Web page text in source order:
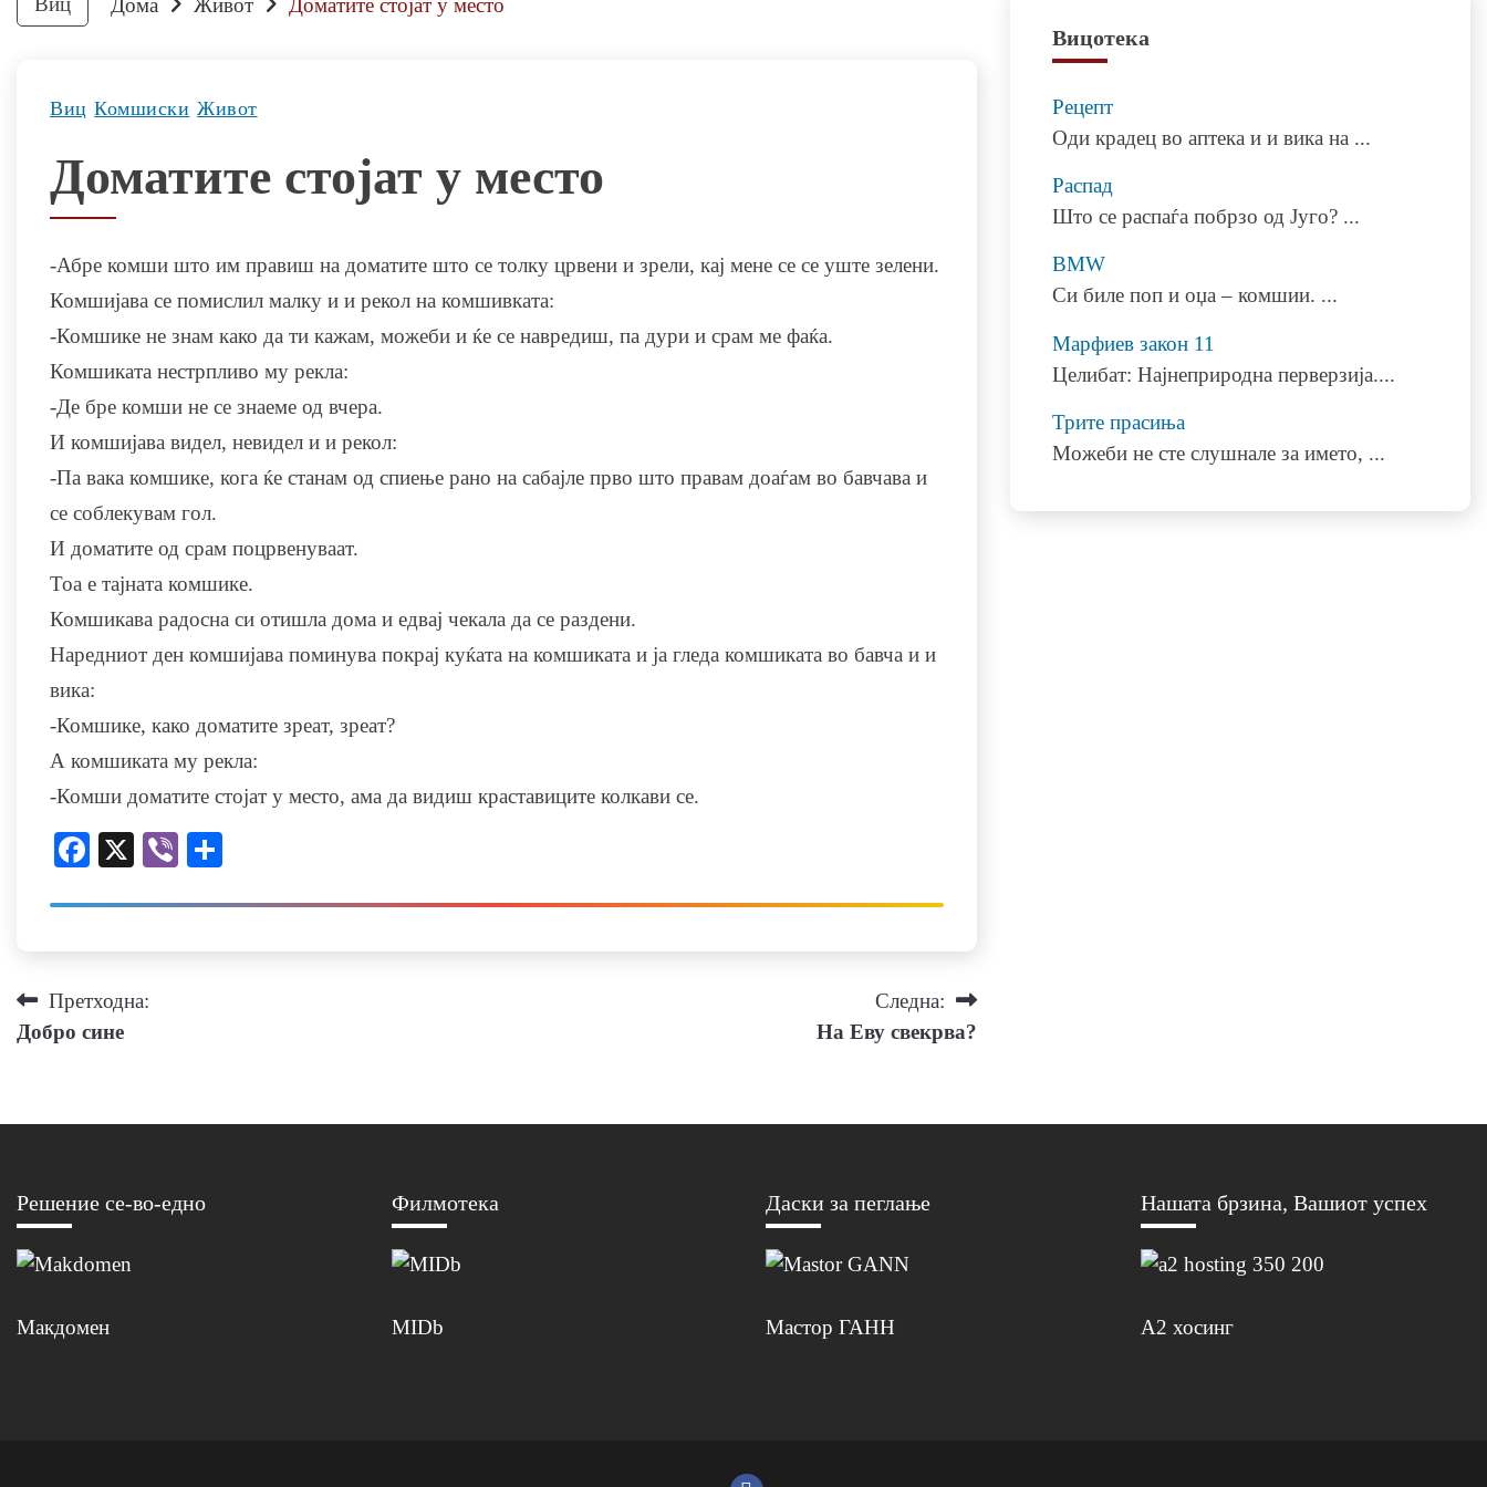
Виц Комшиски Живот
Доматите стојат у место
-Абре комши што им правиш на доматите што се толку црвени и зрели, кај мене се се уште зелени.
Комшијава се помислил малку и и рекол на комшивката:
-Комшике не знам како да ти кажам, можеби и ќе се навредиш, па дури и срам ме фаќа.
Комшиката нестрпливо му рекла:
-Де бре комши не се знаеме од вчера.
И комшијава видел, невидел и и рекол:
-Па вака комшике, кога ќе станам од спиење рано на сабајле прво што правам доаѓам во бавчава и
се соблекувам гол.
И доматите од срам поцрвенуваат.
Тоа е тајната комшике.
Комшикава радосна си отишла дома и едвај чекала да се раздени.
Наредниот ден комшијава поминува покрај куќата на комшиката и ја гледа комшиката во бавча и и
вика:
-Комшике, како доматите зреат, зреат?
А комшиката му рекла:
-Комши доматите стојат у место, ама да видиш краставиците колкави се.
Facebook
X Viber
Навигација
на
Претходна:
Добро сине
Следна:
На Еву свекрва?
Вицотека
Рецепт
Оди крадец во аптека и и вика на ...
Распад
Што се распаѓа побрзо од Југо? ...
BMW
Си биле поп и оџа – комшии. ...
Марфиев закон 11
Целибат: Најнеприродна перверзија....
Трите прасиња
Можеби не сте слушнале за името, ...
Решение се-во-едно
Макдомен
Филмотека
MIDb
Даски за пеглање
Мастор ГАНН
Нашата брзина, Вашиот успех
А2 хосинг